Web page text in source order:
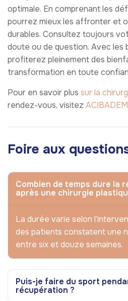
optimale. En comprenant les
pourrez mieux les affronter et
durables. Consultez toujours
doute ou de question. Avec les
profiterez pleinement des
transformation en toute
Pour en savoir plus sur la
rendez-vous, visitez
Foire aux
Combien de temps dure la
après une chirurgie
La durée varie selon
des patients constatent une
entre six et douze semaines.
Puis-je faire du sport
récupération ?